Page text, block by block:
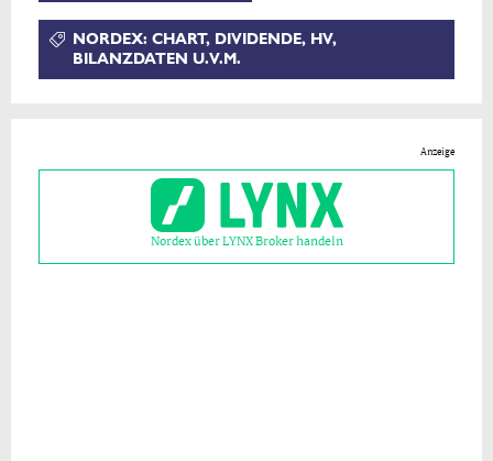
NORDEX: CHART, DIVIDENDE, HV,
BILANZDATEN U.V.M.
Anzeige
Nordex über LYNX Broker handeln